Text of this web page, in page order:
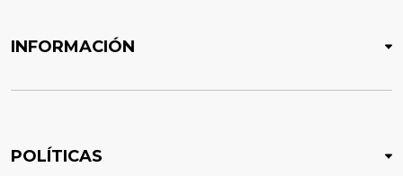
INFORMACIÓN
POLÍTICAS